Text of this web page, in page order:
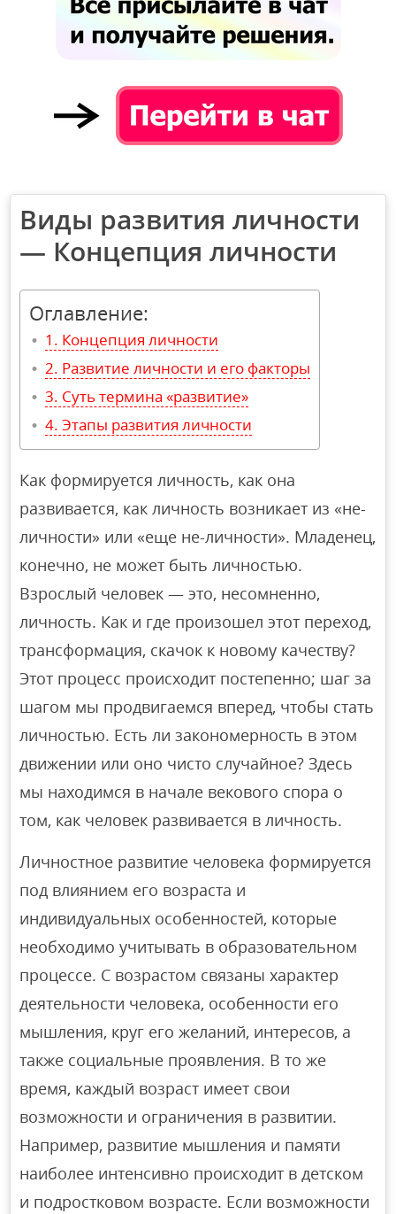
Виды развития личности
— Концепция личности
Оглавление:
Концепция личности
Развитие личности и его факторы
Суть термина «развитие»
Этапы развития личности
Как формируется личность, как она
развивается, как личность возникает из «не-
личности» или «еще не-личности». Младенец,
конечно, не может быть личностью.
Взрослый человек — это, несомненно,
личность. Как и где произошел этот переход,
трансформация, скачок к новому качеству?
Этот процесс происходит постепенно; шаг за
шагом мы продвигаемся вперед, чтобы стать
личностью. Есть ли закономерность в этом
движении или оно чисто случайное? Здесь
мы находимся в начале векового спора о
том, как человек развивается в личность.
Личностное развитие человека формируется
под влиянием его возраста и
индивидуальных особенностей, которые
необходимо учитывать в образовательном
процессе. С возрастом связаны характер
деятельности человека, особенности его
мышления, круг его желаний, интересов, а
также социальные проявления. В то же
время, каждый возраст имеет свои
возможности и ограничения в развитии.
Например, развитие мышления и памяти
наиболее интенсивно происходит в детском
и подростковом возрасте. Если возможности